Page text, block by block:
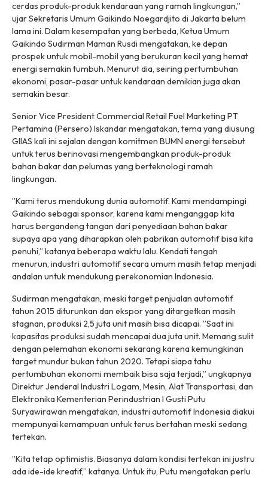
cerdas produk-produk kendaraan yang ramah lingkungan,”
ujar Sekretaris Umum Gaikindo Noegardjito di Jakarta belum
lama ini. Dalam kesempatan yang berbeda, Ketua Umum
Gaikindo Sudirman Maman Rusdi mengatakan, ke depan
prospek untuk mobil-mobil yang berukuran kecil yang hemat
energi semakin tumbuh. Menurut dia, seiring pertumbuhan
ekonomi, pasar-pasar untuk kendaraan demikian juga akan
semakin besar.
Senior Vice President Commercial Retail Fuel Marketing PT
Pertamina (Persero) Iskandar mengatakan, tema yang diusung
GIIAS kali ini sejalan dengan komitmen BUMN energi tersebut
untuk terus berinovasi mengembangkan produk-produk
bahan bakar dan pelumas yang berteknologi ramah
lingkungan.
”Kami terus mendukung dunia automotif. Kami mendampingi
Gaikindo sebagai sponsor, karena kami menganggap kita
harus bergandeng tangan dari penyediaan bahan bakar
supaya apa yang diharapkan oleh pabrikan automotif bisa kita
penuhi,” katanya beberapa waktu lalu. Kendati tengah
menurun, industri automotif secara umum masih tetap menjadi
andalan untuk mendukung perekonomian Indonesia.
Sudirman mengatakan, meski target penjualan automotif
tahun 2015 diturunkan dan ekspor yang ditargetkan masih
stagnan, produksi 2,5 juta unit masih bisa dicapai. ”Saat ini
kapasitas produksi sudah mencapai dua juta unit. Memang sulit
dengan pelemahan ekonomi sekarang karena kemungkinan
target mundur bukan tahun 2020. Tetapi siapa tahu
pertumbuhan ekonomi membaik bisa saja terjadi,” ungkapnya
Direktur Jenderal Industri Logam, Mesin, Alat Transportasi, dan
Elektronika Kementerian Perindustrian I Gusti Putu
Suryawirawan mengatakan, industri automotif Indonesia diakui
mempunyai kemampuan untuk terus bertahan meski sedang
tertekan.
”Kita tetap optimistis. Biasanya dalam kondisi tertekan ini justru
ada ide-ide kreatif,” katanya. Untuk itu, Putu mengatakan perlu